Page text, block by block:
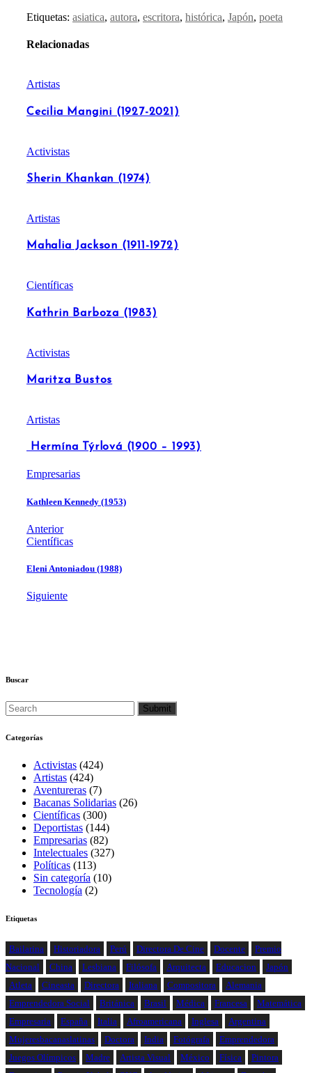
Etiquetas: asiatica, autora, escritora, histórica, Japón, poeta
Relacionadas
Artistas
Cecilia Mangini (1927-2021)
Activistas
Sherin Khankan (1974)
Artistas
Mahalia Jackson (1911-1972)
Científicas
Kathrin Barboza (1983)
Activistas
Maritza Bustos
Artistas
Hermína Týrlová (1900 – 1993)
Empresarias
Kathleen Kennedy (1953)
Anterior
Científicas
Eleni Antoniadou (1988)
Siguiente
Buscar
Categorías
Activistas (424)
Artistas (424)
Aventureras (7)
Bacanas Solidarias (26)
Científicas (300)
Deportistas (144)
Empresarias (82)
Intelectuales (327)
Políticas (113)
Sin categoría (10)
Tecnología (2)
Etiquetas
Bailarina Historiadora Perú Directora De Cine Docente
Premio
Nacional
China Lesbiana Filósofa Arquitecta Educacion
Japón
Atleta
Cineasta Directora Italiana Compositora
Alemania
Emprendedora Social
Británica Brasil Médica Francesa
Matemática
Empresaria
España Italia Afroamericana Inglesa
Argentina
Mujeresbacanaslatinas
Doctora India Fotógrafa
Emprendedora
Juegos Olímpicos
Madre Artista Visual México Física
Pintora